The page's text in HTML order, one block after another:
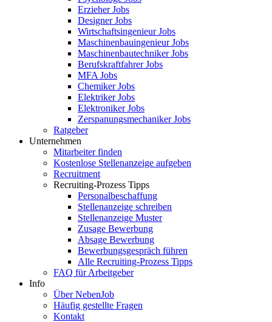
Erzieher Jobs
Designer Jobs
Wirtschaftsingenieur Jobs
Maschinenbauingenieur Jobs
Maschinenbautechniker Jobs
Berufskraftfahrer Jobs
MFA Jobs
Chemiker Jobs
Elektriker Jobs
Elektroniker Jobs
Zerspanungsmechaniker Jobs
Ratgeber
Unternehmen
Mitarbeiter finden
Kostenlose Stellenanzeige aufgeben
Recruitment
Recruiting-Prozess Tipps
Personalbeschaffung
Stellenanzeige schreiben
Stellenanzeige Muster
Zusage Bewerbung
Absage Bewerbung
Bewerbungsgespräch führen
Alle Recruiting-Prozess Tipps
FAQ für Arbeitgeber
Info
Über NebenJob
Häufig gestellte Fragen
Kontakt